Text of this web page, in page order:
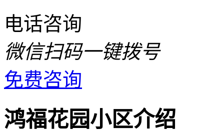
电话咨询
微信扫码一键拨号
免费咨询
鸿福花园小区介绍